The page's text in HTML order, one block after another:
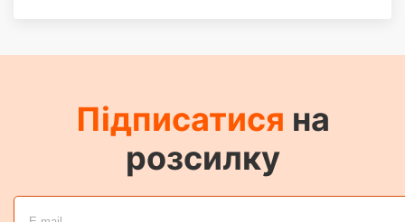
Підписатися на
розсилку